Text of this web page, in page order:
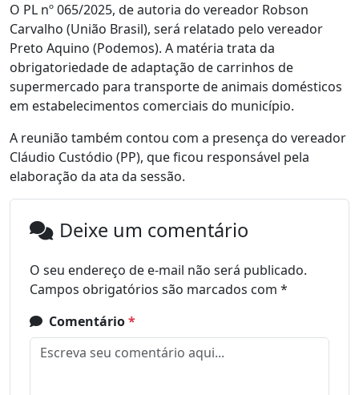
O PL nº 065/2025, de autoria do vereador Robson
Carvalho (União Brasil), será relatado pelo vereador
Preto Aquino (Podemos). A matéria trata da
obrigatoriedade de adaptação de carrinhos de
supermercado para transporte de animais domésticos
em estabelecimentos comerciais do município.
A reunião também contou com a presença do vereador
Cláudio Custódio (PP), que ficou responsável pela
elaboração da ata da sessão.
Deixe um comentário
O seu endereço de e-mail não será publicado.
Campos obrigatórios são marcados com *
Comentário*